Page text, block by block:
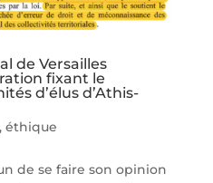
de Versailles
fixant le
d’élus d’Athis-
éthique
de se faire son opinion